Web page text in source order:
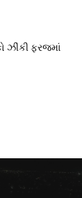
ઝીંકી ફરજમાં